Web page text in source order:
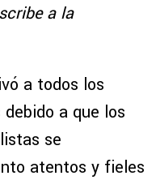
a la
a todos los
a que los
se
atentos y fieles